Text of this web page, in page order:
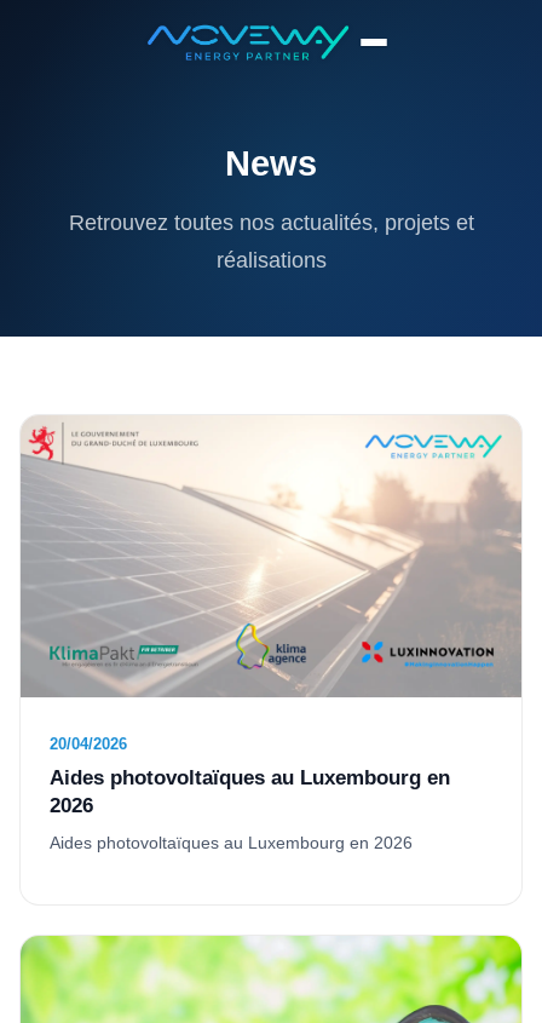
News
Retrouvez toutes nos actualités, projets et
réalisations
20/04/2026
Aides photovoltaïques au Luxembourg en
2026
Aides photovoltaïques au Luxembourg en 2026